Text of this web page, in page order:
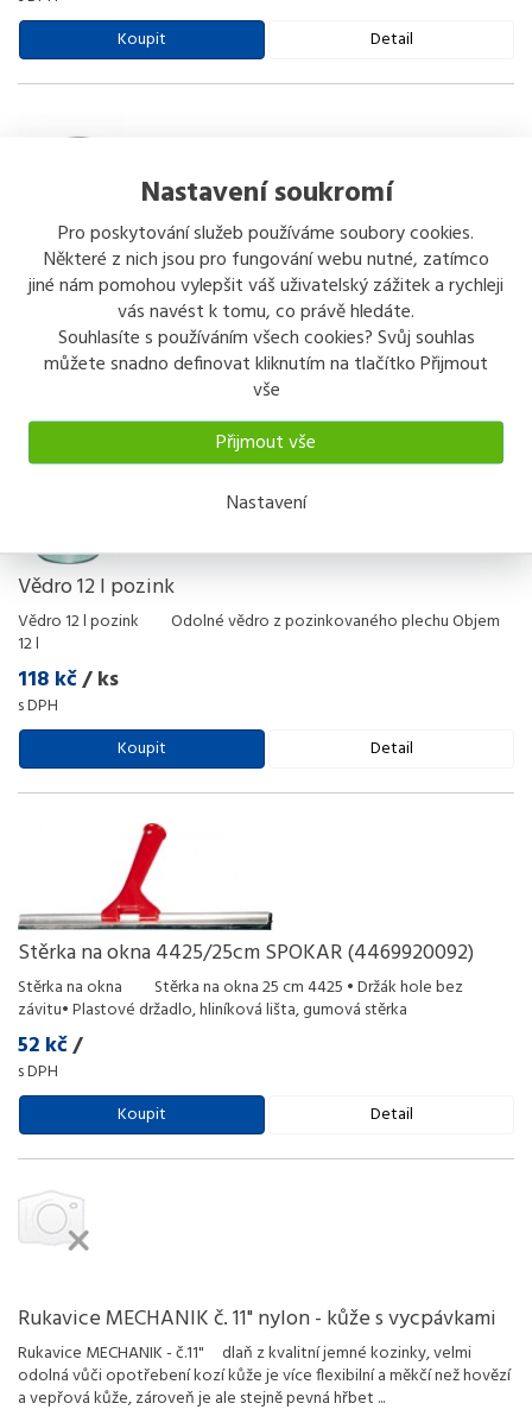
Nastavení soukromí
Pro poskytování služeb používáme soubory cookies.
Některé z nich jsou pro fungování webu nutné, zatímco
jiné nám pomohou vylepšit váš uživatelský zážitek a rychleji
vás navést k tomu, co právě hledáte.
Souhlasíte s používáním všech cookies? Svůj souhlas
můžete snadno definovat kliknutím na tlačítko Přijmout
vše
Přijmout vše
Nastavení
Koupit
Detail
Vědro 12 l ovál s víkem
Vědro 12 l ovál s víkem
/ ks
Vědro 12 l pozink
Vědro 12 l pozink Odolné vědro z pozinkovaného plechu Objem
12 l
118 kč/ ks
s DPH
Koupit
Detail
Stěrka na okna 4425/25cm SPOKAR (4469920092)
Stěrka na okna Stěrka na okna 25 cm 4425 • Držák hole bez
závitu• Plastové držadlo, hliníková lišta, gumová stěrka
52 kč/
s DPH
Koupit
Detail
Rukavice MECHANIK č. 11" nylon - kůže s vycpávkami
Rukavice MECHANIK - č.11" dlaň z kvalitní jemné kozinky, velmi
odolná vůči opotřebení kozí kůže je více flexibilní a měkčí než hovězí
a vepřová kůže, zároveň je ale stejně pevná hřbet ...